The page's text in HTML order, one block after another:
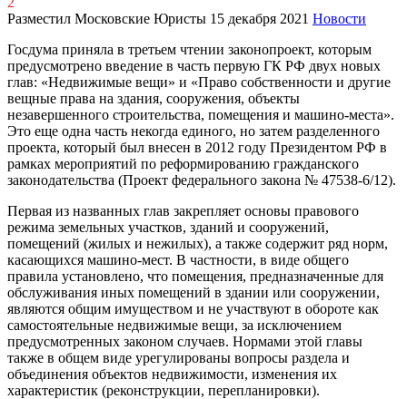
Разместил Московские Юристы 15 декабря 2021 Новости
Госдума приняла в третьем чтении законопроект, которым
предусмотрено введение в часть первую ГК РФ двух новых
глав: «Недвижимые вещи» и «Право собственности и другие
вещные права на здания, сооружения, объекты
незавершенного строительства, помещения и машино-места».
Это еще одна часть некогда единого, но затем разделенного
проекта, который был внесен в 2012 году Президентом РФ в
рамках мероприятий по реформированию гражданского
законодательства (Проект федерального закона № 47538-6/12).
Первая из названных глав закрепляет основы правового
режима земельных участков, зданий и сооружений,
помещений (жилых и нежилых), а также содержит ряд норм,
касающихся машино-мест. В частности, в виде общего
правила установлено, что помещения, предназначенные для
обслуживания иных помещений в здании или сооружении,
являются общим имуществом и не участвуют в обороте как
самостоятельные недвижимые вещи, за исключением
предусмотренных законом случаев. Нормами этой главы
также в общем виде урегулированы вопросы раздела и
объединения объектов недвижимости, изменения их
характеристик (реконструкции, перепланировки).